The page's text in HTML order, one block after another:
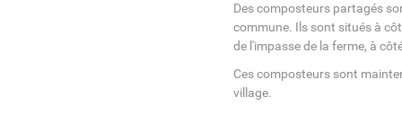
Des composteurs partagés
commune. Ils sont situés à
de l'impasse de la ferme, à
Ces composteurs sont
village.